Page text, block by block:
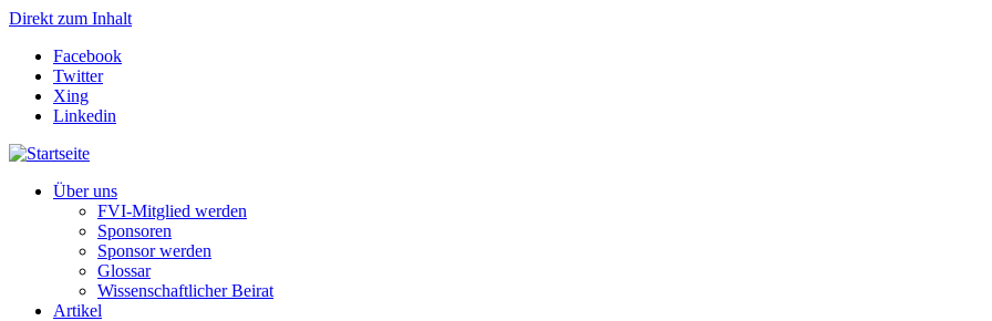
Direkt zum Inhalt
Facebook
Twitter
Xing
Linkedin
Über uns
FVI-Mitglied werden
Sponsoren
Sponsor werden
Glossar
Wissenschaftlicher Beirat
Artikel